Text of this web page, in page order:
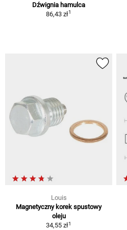
Dźwignia hamulca
86,43 zł1
Louis
Magnetyczny korek spustowy
oleju
34,55 zł1